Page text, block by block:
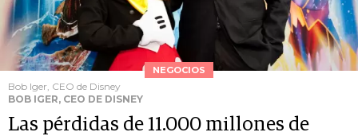
NEGOCIOS
Bob Iger, CEO de Disney
BOB IGER, CEO DE DISNEY
Las pérdidas de 11.000 millones de